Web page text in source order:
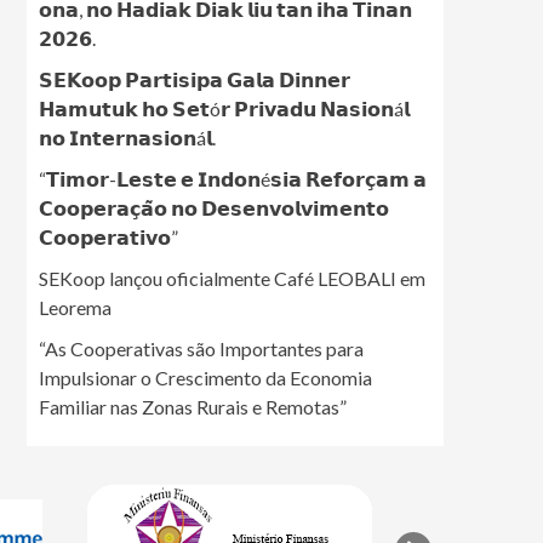
𝗼𝗻𝗮, 𝗻𝗼 𝗛𝗮𝗱𝗶𝗮𝗸 𝗗𝗶𝗮𝗸 𝗹𝗶𝘂 𝘁𝗮𝗻 𝗶𝗵𝗮 𝗧𝗶𝗻𝗮𝗻
𝟮𝟬𝟮𝟲.
𝗦𝗘𝗞𝗼𝗼𝗽 𝗣𝗮𝗿𝘁𝗶𝘀𝗶𝗽𝗮 𝗚𝗮𝗹𝗮 𝗗𝗶𝗻𝗻𝗲𝗿
𝗛𝗮𝗺𝘂𝘁𝘂𝗸 𝗵𝗼 𝗦𝗲𝘁ó𝗿 𝗣𝗿𝗶𝘃𝗮𝗱𝘂 𝗡𝗮𝘀𝗶𝗼𝗻á𝗹
𝗻𝗼 𝗜𝗻𝘁𝗲𝗿𝗻𝗮𝘀𝗶𝗼𝗻á𝗹.
“𝗧𝗶𝗺𝗼𝗿-𝗟𝗲𝘀𝘁𝗲 𝗲 𝗜𝗻𝗱𝗼𝗻é𝘀𝗶𝗮 𝗥𝗲𝗳𝗼𝗿𝗰̧𝗮𝗺 𝗮
𝗖𝗼𝗼𝗽𝗲𝗿𝗮𝗰̧𝗮̃𝗼 𝗻𝗼 𝗗𝗲𝘀𝗲𝗻𝘃𝗼𝗹𝘃𝗶𝗺𝗲𝗻𝘁𝗼
𝗖𝗼𝗼𝗽𝗲𝗿𝗮𝘁𝗶𝘃𝗼”
SEKoop lançou oficialmente Café LEOBALI em
Leorema
“As Cooperativas são Importantes para
Impulsionar o Crescimento da Economia
Familiar nas Zonas Rurais e Remotas”